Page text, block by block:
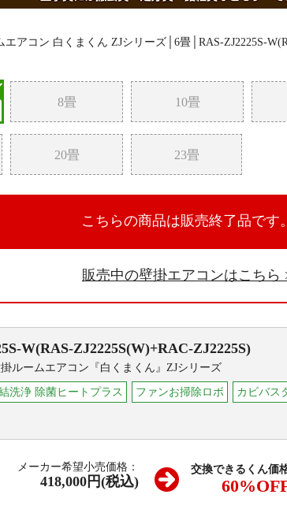
8畳 10畳
20畳 23畳
こちらの商品は販売終了品です
販売中の壁掛エアコンはこちら
W(RAS-ZJ2225S(W)+RAC-ZJ2225S)
掛ルームエアコン『白くまくん』ZJシリーズ
洗浄 除菌ヒートプラス ファンお掃除ロボ カビバス
メーカー希望小売価格：
418,000円(税込)
交換できるくん価
60